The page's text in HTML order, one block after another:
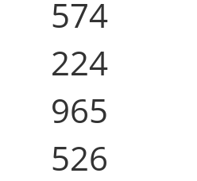
574
224
965
526